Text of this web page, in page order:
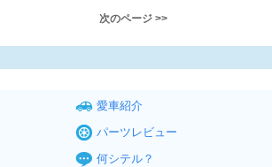
次のページ >>
愛車紹介
パーツレビュー
何シテル？